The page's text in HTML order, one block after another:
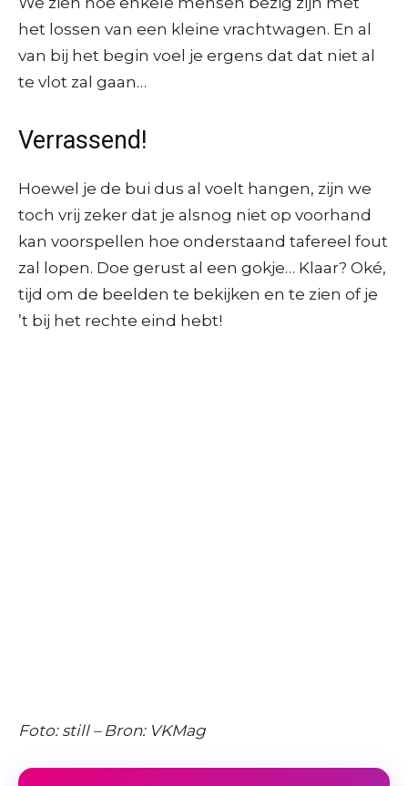
het lossen van een kleine vrachtwagen. En al
van bij het begin voel je ergens dat dat niet al
te vlot zal gaan…
Verrassend!
Hoewel je de bui dus al voelt hangen, zijn we
toch vrij zeker dat je alsnog niet op voorhand
kan voorspellen hoe onderstaand tafereel fout
zal lopen. Doe gerust al een gokje… Klaar? Oké,
tijd om de beelden te bekijken en te zien of je
’t bij het rechte eind hebt!
Foto: still – Bron: VKMag